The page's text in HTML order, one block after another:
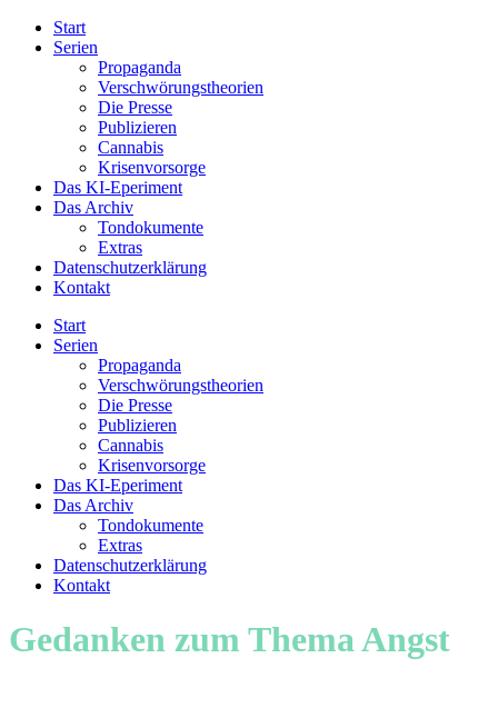
Start
Serien
Propaganda
Verschwörungstheorien
Die Presse
Publizieren
Cannabis
Krisenvorsorge
Das KI-Eperiment
Das Archiv
Tondokumente
Extras
Datenschutzerklärung
Kontakt
Start
Serien
Propaganda
Verschwörungstheorien
Die Presse
Publizieren
Cannabis
Krisenvorsorge
Das KI-Eperiment
Das Archiv
Tondokumente
Extras
Datenschutzerklärung
Kontakt
Gedanken zum Thema Angst